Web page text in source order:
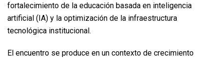
fortalecimiento de la educación basada en inteligencia
artificial (IA) y la optimización de la infraestructura
tecnológica institucional.
El encuentro se produce en un contexto de crecimiento